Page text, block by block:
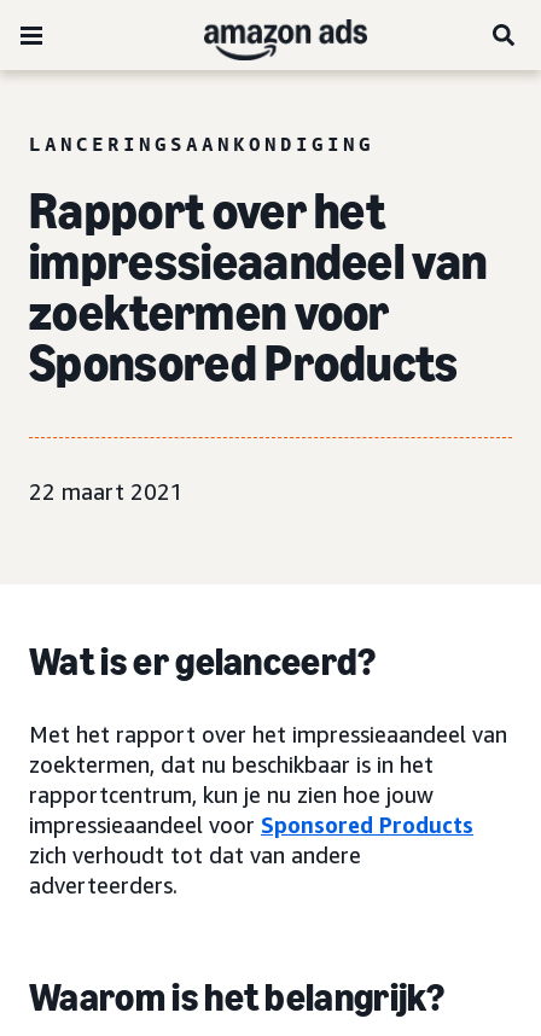
LANCERINGSAANKONDIGING
Rapport over het
impressieaandeel van
zoektermen voor
Sponsored Products
22 maart 2021
Wat is er gelanceerd?
Met het rapport over het impressieaandeel van
zoektermen, dat nu beschikbaar is in het
rapportcentrum, kun je nu zien hoe jouw
impressieaandeel voor Sponsored Products
zich verhoudt tot dat van andere
adverteerders.
Waarom is het belangrijk?